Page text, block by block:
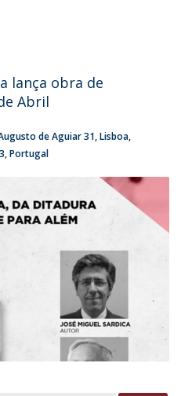
lança obra de
Abril
de Aguiar 31 Lisboa
Portugal